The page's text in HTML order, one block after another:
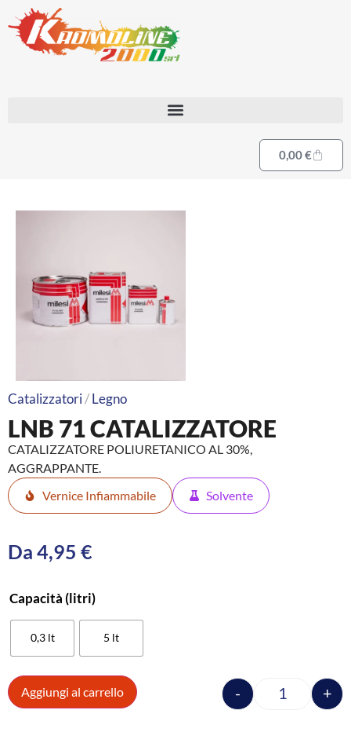
0,00€
Catalizzatori/Legno
LNB 71 CATALIZZATORE
CATALIZZATORE POLIURETANICO AL 30%,
AGGRAPPANTE.
Vernice Infiammabile
Solvente
Da 4,95 €
Capacità (litri)
0,3 lt 5 lt
- +
Aggiungi al carrello